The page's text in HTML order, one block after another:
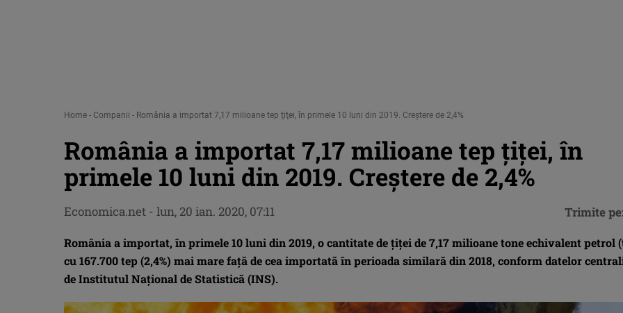
Home - Companii - România a importat 7,17 milioane tep ţiţei, în primele 10 luni din 2019. Creştere de 2,4%
România a importat 7,17 milioane tep ţiţei, în
primele 10 luni din 2019. Creştere de 2,4%
România a importat, în primele 10 luni din 2019, o cantitate de ţiţei de 7,17 milioane tone echivalent petrol
cu 167.700 tep (2,4%) mai mare faţă de cea importată în perioada similară din 2018, conform datelor
de Institutul Naţional de Statistică (INS).
Economica.net - lun, 20 ian. 2020, 07:11 Trimite